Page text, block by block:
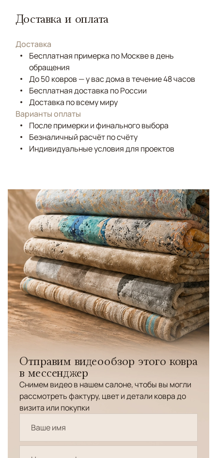
Доставка и оплата
Доставка
Бесплатная примерка по Москве в день
обращения
До 50 ковров — у вас дома в течение 48 часов
Бесплатная доставка по России
Доставка по всему миру
Варианты оплаты
После примерки и финального выбора
Безналичный расчёт по счёту
Индивидуальные условия для проектов
Отправим видеообзор этого ковра
в мессенджер
Снимем видео в нашем салоне, чтобы вы могли
рассмотреть фактуру, цвет и детали ковра до
визита или покупки